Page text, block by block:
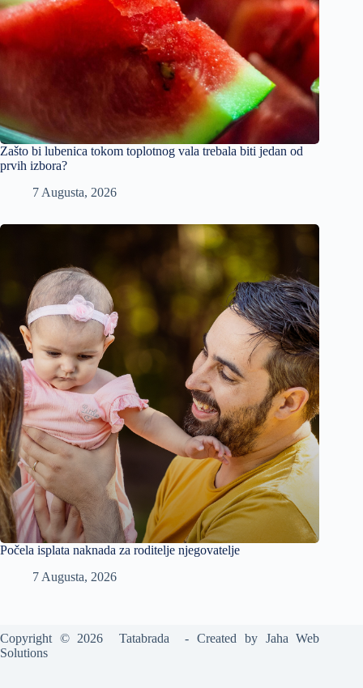
Zašto bi lubenica tokom toplotnog vala trebala biti jedan od
prvih izbora?
7 Augusta, 2026
Počela isplata naknada za roditelje njegovatelje
7 Augusta, 2026
Copyright © 2026 Tatabrada - Created by Jaha Web
Solutions